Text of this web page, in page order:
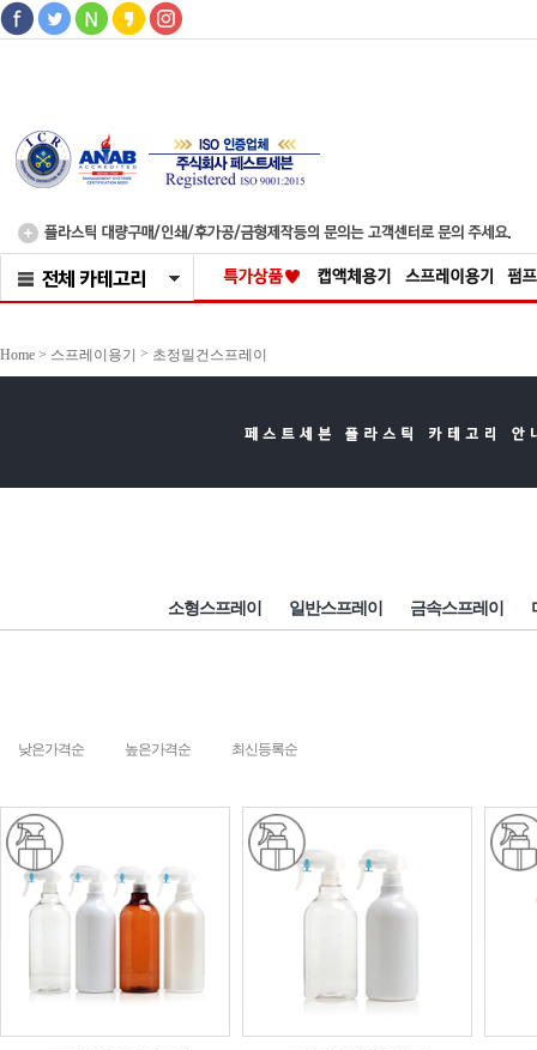
Home > 스프레이용기 > 초정밀건스프레이
소형스프레이 일반스프레이 금속스프레이
낮은가격순 높은가격순 최신등록순